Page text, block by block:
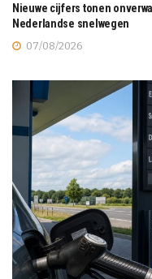
Nieuwe cijfers tonen
Nederlandse snelwegen
07/08/2026